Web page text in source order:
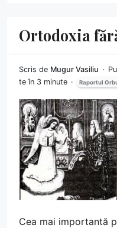
Ortodoxia
Scris de Mugur Vasiliu
te în 3 minute
Raportul
Cea mai importantă